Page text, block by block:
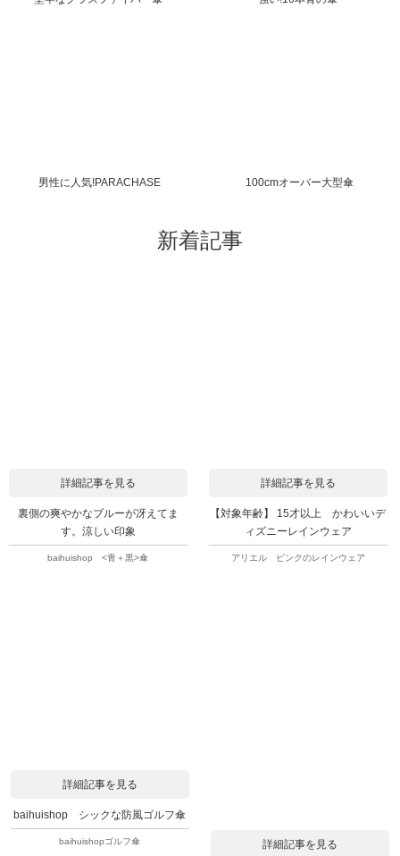
男性に人気!PARACHASE 100cmオーバー大型傘
新着記事
詳細記事を見る
裏側の爽やかなブルーが冴えてま
す。涼しい印象
baihuishop <青＋黒>傘
詳細記事を見る
【対象年齢】 15才以上 かわいいデ
ィズニーレインウェア
アリエル ピンクのレインウェア
詳細記事を見る
baihuishop シックな防風ゴルフ傘
baihuishopゴルフ傘 詳細記事を見る